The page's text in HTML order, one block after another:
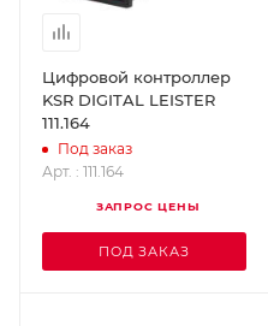
Цифровой контроллер
KSR DIGITAL LEISTER
111.164
Под заказ
Арт. : 111.164
ЗАПРОС ЦЕНЫ
ПОД ЗАКАЗ